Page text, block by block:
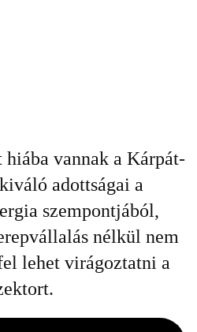
vannak a Kárpát-
adottságai a
szempontjából,
nélkül nem
lehet virágoztatni a